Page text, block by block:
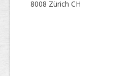
8008 Zürich CH